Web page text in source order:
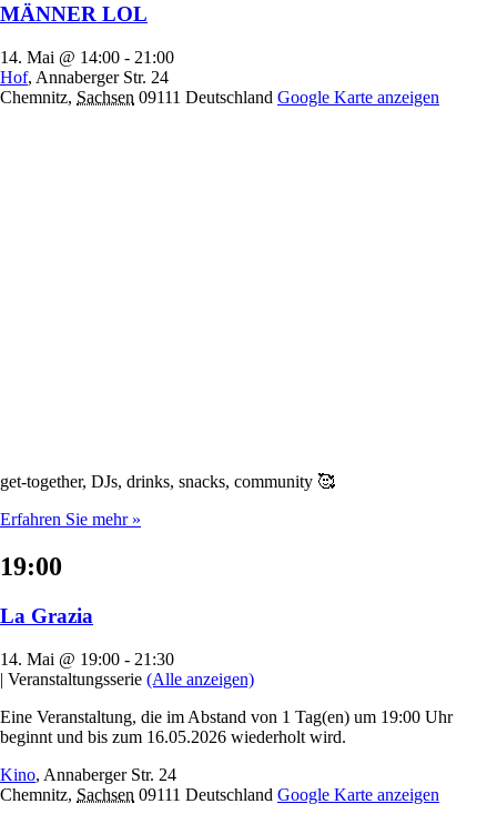
MÄNNER LOL
14. Mai @ 14:00 - 21:00
Hof, Annaberger Str. 24
Chemnitz, Sachsen 09111 Deutschland Google Karte anzeigen
get-together, DJs, drinks, snacks, community 🥰
Erfahren Sie mehr »
19:00
La Grazia
14. Mai @ 19:00 - 21:30
| Veranstaltungsserie (Alle anzeigen)
Eine Veranstaltung, die im Abstand von 1 Tag(en) um 19:00 Uhr
beginnt und bis zum 16.05.2026 wiederholt wird.
Kino, Annaberger Str. 24
Chemnitz, Sachsen 09111 Deutschland Google Karte anzeigen